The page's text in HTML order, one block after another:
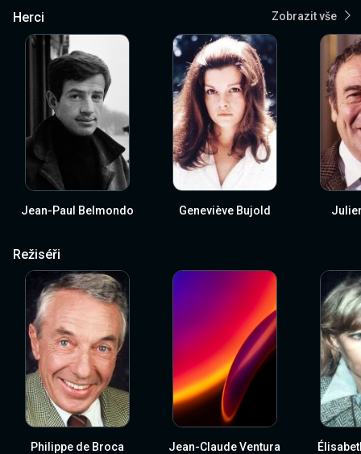
Herci Zobrazit vše
Jean-Paul Belmondo Geneviève Bujold
Režiséři
Philippe de Broca Jean-Claude Ventura